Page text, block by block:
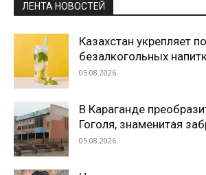
ЛЕНТА НОВОСТЕЙ
Казахстан укрепляет
безалкогольных
05.08.2026
В Караганде
Гоголя, знаменитая
05.08.2026